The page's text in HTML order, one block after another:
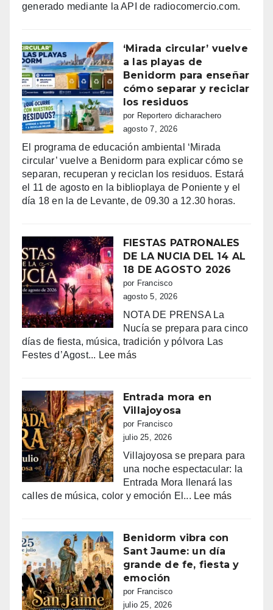
generado mediante la API de radiocomercio.com.
‘Mirada circular’ vuelve
a las playas de
Benidorm para enseñar
cómo separar y reciclar
los residuos
por Reportero dicharachero
agosto 7, 2026
El programa de educación ambiental ‘Mirada
circular’ vuelve a Benidorm para explicar cómo se
separan, recuperan y reciclan los residuos. Estará
el 11 de agosto en la biblioplaya de Poniente y el
día 18 en la de Levante, de 09.30 a 12.30 horas.
FIESTAS PATRONALES
DE LA NUCIA DEL 14 AL
18 DE AGOSTO 2026
por Francisco
agosto 5, 2026
NOTA DE PRENSA La
Nucía se prepara para cinco
días de fiesta, música, tradición y pólvora Las
Festes d’Agost... Lee más:
DE
LA
NUCIA
DEL
AL
18
DE
AGOSTO
Entrada mora en
Villajoyosa
por Francisco
julio 25, 2026
Villajoyosa se prepara para
una noche espectacular: la
Entrada Mora llenará las
calles de música, color y emoción El... Lee más:
Benidorm vibra con
Sant Jaume: un día
grande de fe, fiesta y
emoción
por Francisco
julio 25, 2026